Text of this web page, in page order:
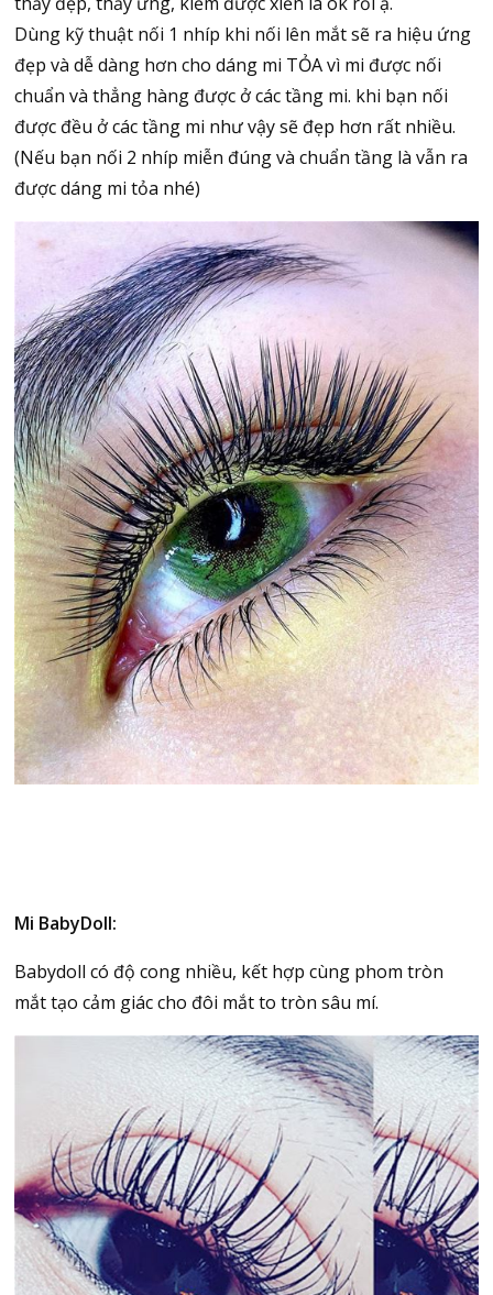
Dùng kỹ thuật nối 1 nhíp khi nối lên mắt sẽ ra hiệu ứng
đẹp và dễ dàng hơn cho dáng mi TỎA vì mi được nối
chuẩn và thẳng hàng được ở các tầng mi. khi bạn nối
được đều ở các tầng mi như vậy sẽ đẹp hơn rất nhiều.
(Nếu bạn nối 2 nhíp miễn đúng và chuẩn tầng là vẫn ra
được dáng mi tỏa nhé)
Mi BabyDoll:
Babydoll có độ cong nhiều, kết hợp cùng phom tròn
mắt tạo cảm giác cho đôi mắt to tròn sâu mí.